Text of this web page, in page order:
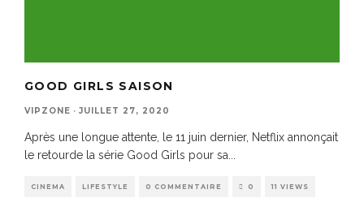
GOOD GIRLS SAISON
VIPZONE · JUILLET 27, 2020
Après une longue attente, le 11 juin dernier, Netflix annonçait
le retourde la série Good Girls pour sa
CINEMA LIFESTYLE 0 COMMENTAIRE 0 11 VIEWS